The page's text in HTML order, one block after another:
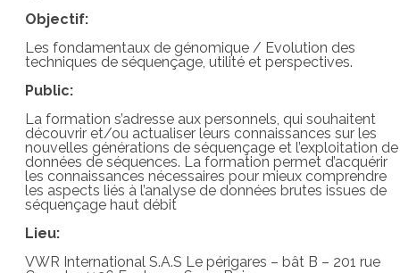
Objectif:
Les fondamentaux de génomique / Evolution des
techniques de séquençage, utilité et perspectives.
Public:
La formation s’adresse aux personnels, qui souhaitent
découvrir et/ou actualiser leurs connaissances sur les
nouvelles générations de séquençage et l’exploitation de
données de séquences. La formation permet d’acquérir
les connaissances nécessaires pour mieux comprendre
les aspects liés à l’analyse de données brutes issues de
séquençage haut débit
Lieu:
VWR International S.A.S Le périgares – bât B – 201 rue